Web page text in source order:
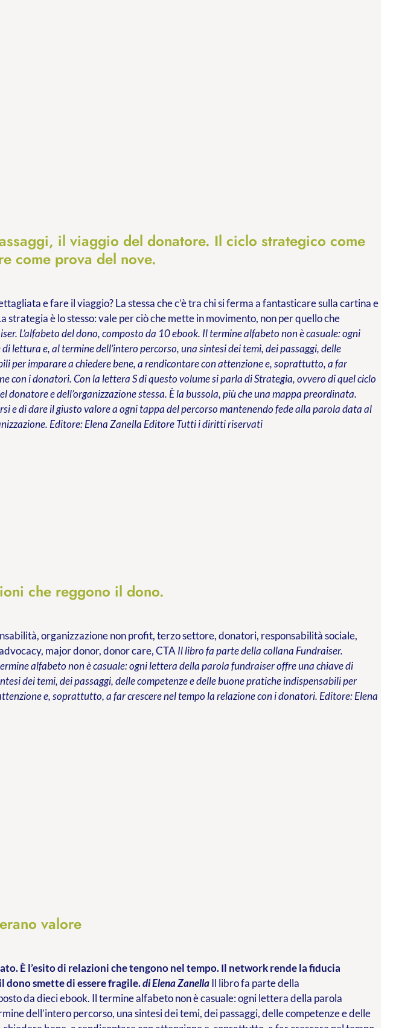
il viaggio del donatore. Il ciclo strategico come
come prova del nove.
e fare il viaggio? La stessa che c’è tra chi si ferma a fantasticare sulla cartina e
strategia è lo stesso: vale per ciò che mette in movimento, non per quello che
L’alfabeto del dono, composto da 10 ebook. Il termine alfabeto non è casuale: ogni
lettura e, al termine dell’intero percorso, una sintesi dei temi, dei passaggi, delle
per imparare a chiedere bene, a rendicontare con attenzione e, soprattutto, a far
con i donatori. Con la lettera S di questo volume si parla di Strategia, ovvero di quel ciclo
donatore e dell’organizzazione stessa. È la bussola, più che una mappa preordinata.
e di dare il giusto valore a ogni tappa del percorso mantenendo fede alla parola data al
Editore: Elena Zanella EditoreTutti i diritti riservati
che reggono il dono.
organizzazione non profit, terzo settore, donatori, responsabilità sociale,
major donor, donor care, CTA Il libro fa parte della collana Fundraiser.
alfabeto non è casuale: ogni lettera della parola fundraiser offre una chiave di
dei temi, dei passaggi, delle competenze e delle buone pratiche indispensabili per
e, soprattutto, a far crescere nel tempo la relazione con i donatori. Editore: Elena
valore
È l’esito di relazioni che tengono nel tempo. Il network rende la fiducia
dono smette di essere fragile.di Elena ZanellaIl libro fa parte della
da dieci ebook. Il termine alfabeto non è casuale: ogni lettera della parola
dell’intero percorso, una sintesi dei temi, dei passaggi, delle competenze e delle